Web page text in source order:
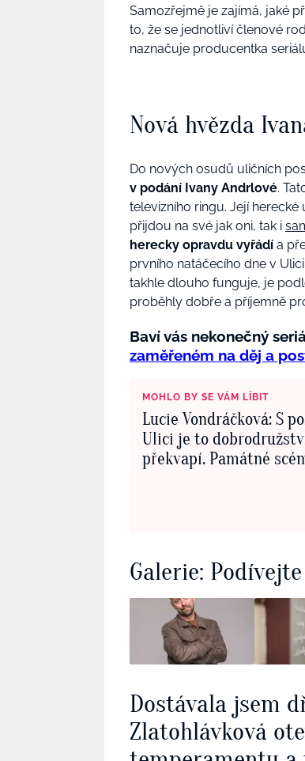
Samozřejmě je zajímá, jaké
to, že se jednotliví členové
naznačuje producentka
Nová hvězda
Do nových osudů uličních
v podání Ivany Andrlové.
televizního ringu. Její
přijdou na své jak oni, tak i
herecky opravdu vyřádí a
prvního natáčecího dne v
takhle dlouho funguje, je
proběhly dobře a příjemně
Baví vás nekonečný
zaměřeném na děj a
MOHLO BY SE VÁM LÍBIT
Lucie Vondráčková: S
Ulici je to
překvapí. Památné
Galerie:
Dostávala jsem
Zlatohlávková